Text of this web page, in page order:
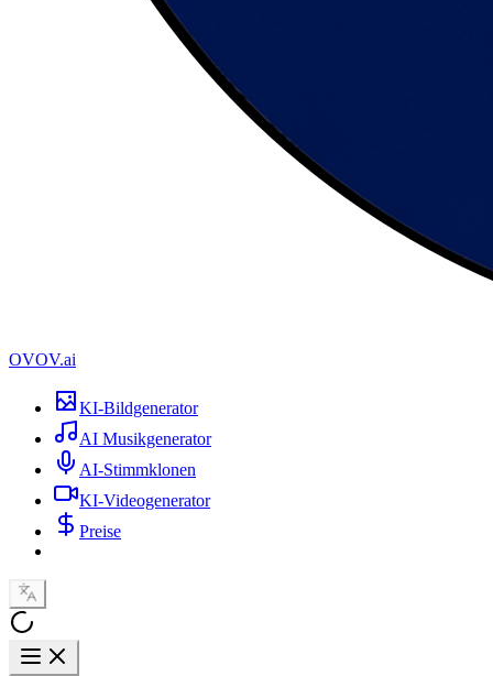
OVOV.ai
KI-Bildgenerator
AI Musikgenerator
AI-Stimmklonen
KI-Videogenerator
Preise